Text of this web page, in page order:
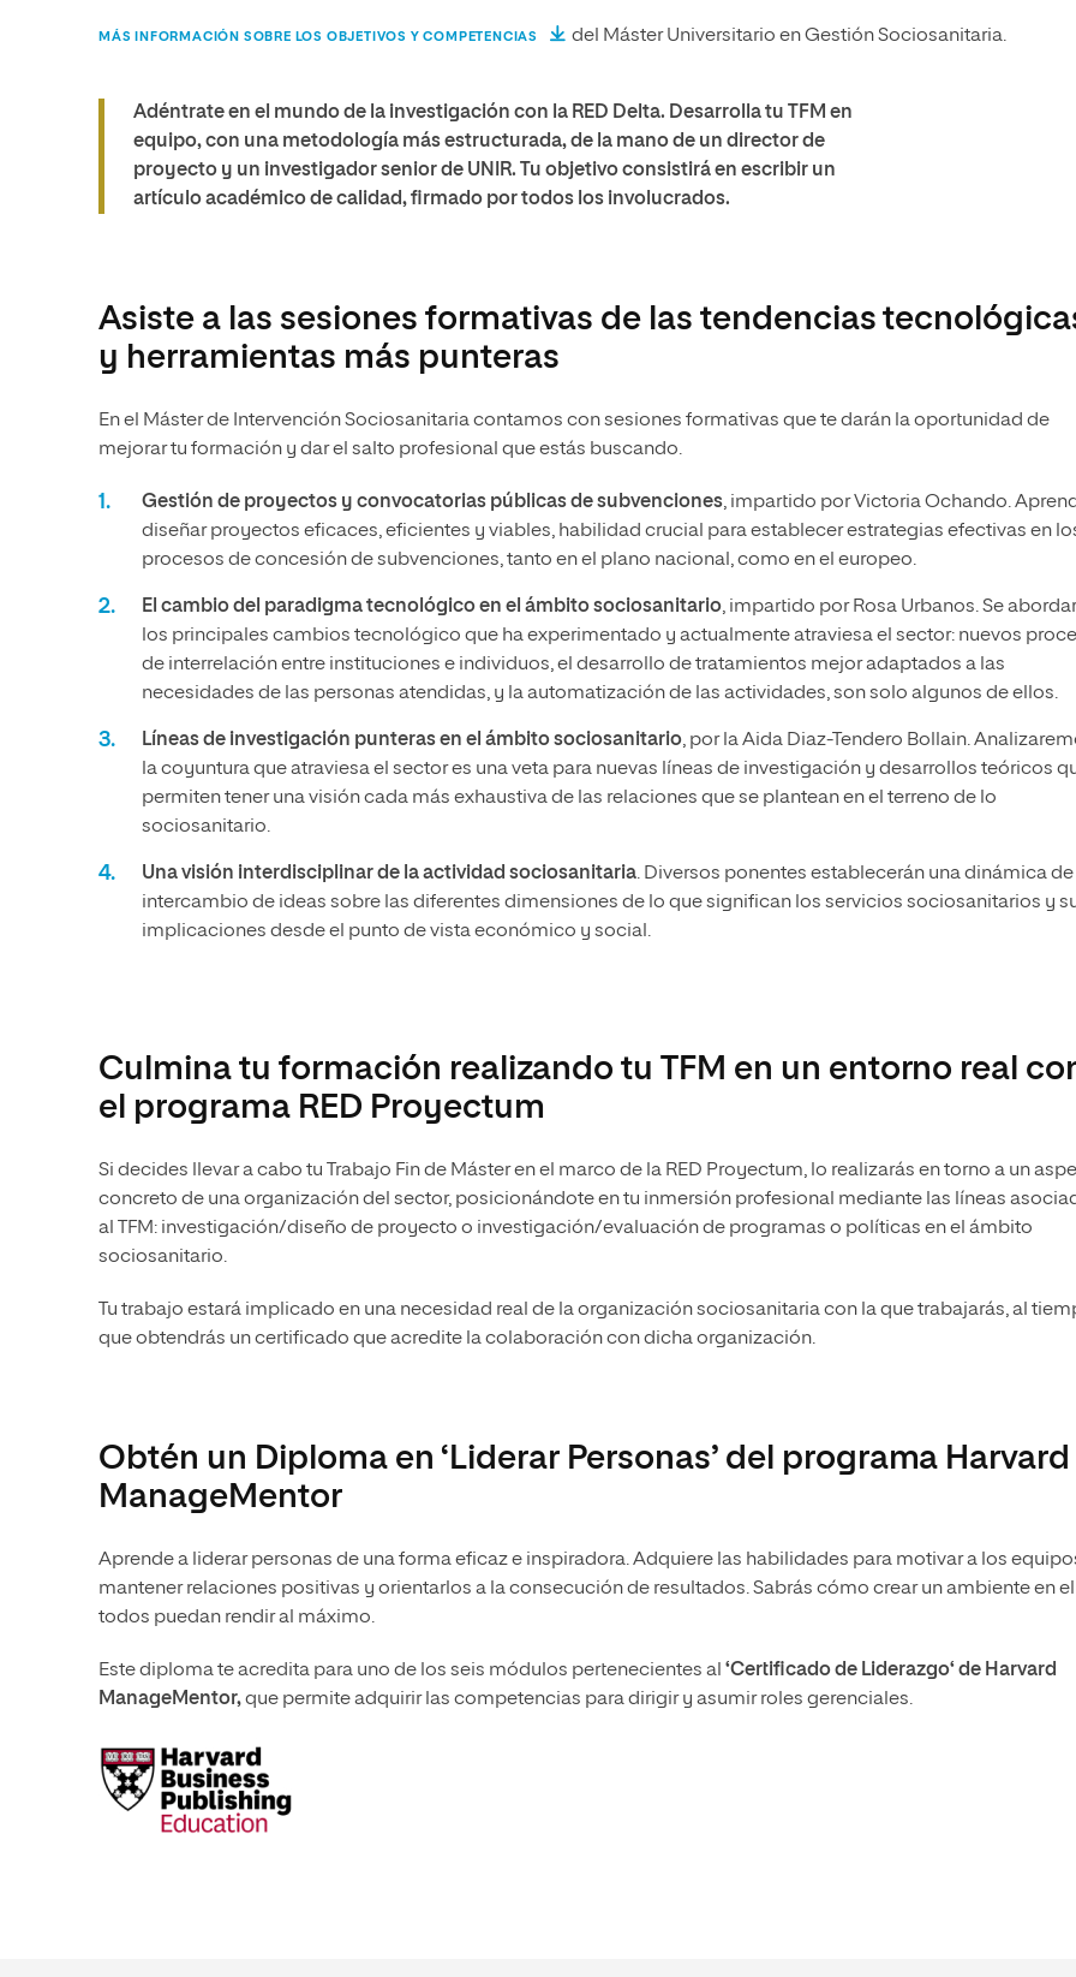
MÁS INFORMACIÓN SOBRE LOS OBJETIVOS Y COMPETENCIAS del Máster Universitario en Gestión Sociosanitaria.
Adéntrate en el mundo de la investigación con la RED Delta. Desarrolla tu TFM en
equipo, con una metodología más estructurada, de la mano de un director de
proyecto y un investigador senior de UNIR. Tu objetivo consistirá en escribir un
artículo académico de calidad, firmado por todos los involucrados.
Asiste a las sesiones formativas de las tendencias
y herramientas más punteras
En el Máster de Intervención Sociosanitaria contamos con sesiones formativas que te darán la oportunidad de
mejorar tu formación y dar el salto profesional que estás buscando.
Gestión de proyectos y convocatorias públicas de subvenciones, impartido por Victoria Ochando.
diseñar proyectos eficaces, eficientes y viables, habilidad crucial para establecer estrategias efectivas en
procesos de concesión de subvenciones, tanto en el plano nacional, como en el europeo.
El cambio del paradigma tecnológico en el ámbito sociosanitario, impartido por Rosa Urbanos. Se
los principales cambios tecnológico que ha experimentado y actualmente atraviesa el sector: nuevos
de interrelación entre instituciones e individuos, el desarrollo de tratamientos mejor adaptados a las
necesidades de las personas atendidas, y la automatización de las actividades, son solo algunos de ellos.
Líneas de investigación punteras en el ámbito sociosanitario, por la Aida Diaz-Tendero Bollain.
la coyuntura que atraviesa el sector es una veta para nuevas líneas de investigación y desarrollos teóricos
permiten tener una visión cada más exhaustiva de las relaciones que se plantean en el terreno de lo
sociosanitario.
Una visión interdisciplinar de la actividad sociosanitaria. Diversos ponentes establecerán una dinámica de
intercambio de ideas sobre las diferentes dimensiones de lo que significan los servicios sociosanitarios y
implicaciones desde el punto de vista económico y social.
Culmina tu formación realizando tu TFM en un entorno real
el programa RED Proyectum
Si decides llevar a cabo tu Trabajo Fin de Máster en el marco de la RED Proyectum, lo realizarás en torno a un
concreto de una organización del sector, posicionándote en tu inmersión profesional mediante las líneas
al TFM: investigación/diseño de proyecto o investigación/evaluación de programas o políticas en el ámbito
sociosanitario.
Tu trabajo estará implicado en una necesidad real de la organización sociosanitaria con la que trabajarás, al
que obtendrás un certificado que acredite la colaboración con dicha organización.
Obtén un Diploma en ‘Liderar Personas’ del programa Harvard
ManageMentor
Aprende a liderar personas de una forma eficaz e inspiradora. Adquiere las habilidades para motivar a los
mantener relaciones positivas y orientarlos a la consecución de resultados. Sabrás cómo crear un ambiente en
todos puedan rendir al máximo.
Este diploma te acredita para uno de los seis módulos pertenecientes al ‘Certificado de Liderazgo‘ de Harvard
ManageMentor,que permite adquirir las competencias para dirigir y asumir roles gerenciales.